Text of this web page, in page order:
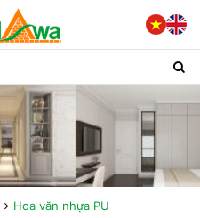
Hoa văn nhựa PU